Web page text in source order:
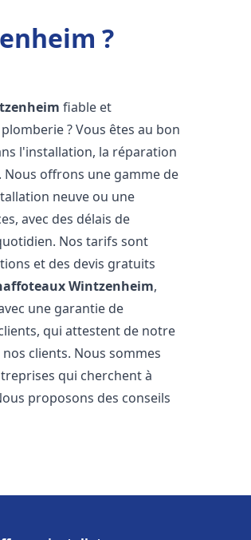
?
fiable et
? Vous êtes au bon
l'installation, la réparation
. Nous offrons une gamme de
neuve ou une
avec des délais de
Nos tarifs sont
et des devis gratuits
Wintzenheim,
une garantie de
qui attestent de notre
clients. Nous sommes
qui cherchent à
proposons des conseils